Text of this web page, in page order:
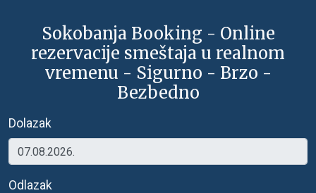
Sokobanja Booking - Online
rezervacije smeštaja u realnom
vremenu - Sigurno - Brzo -
Bezbedno
Dolazak
Odlazak